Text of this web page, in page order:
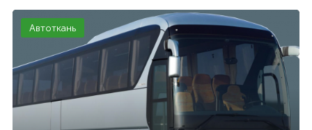
Автоткань